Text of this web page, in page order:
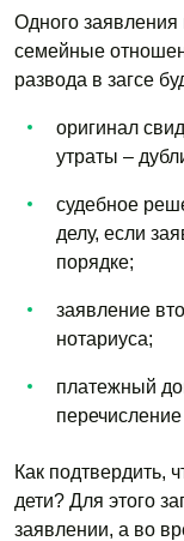
Одного заявления
семейные
развода в загсе
оригинал
утраты –
судебное
делу, если
порядке;
заявление
нотариуса;
платежный
Как подтвердить,
дети? Для этого
заявлении, а во